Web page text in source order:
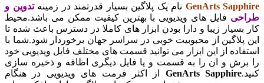
GenArtsنام یک پلاگین بسیار قدرتمند در زمینه تدوین و
فایل های ویدیویی با بهترین کیفیت ممکن می باشد.محیط
زیبا و دارا بودن ابزار های کاملا در دسترس باعث شده تا
از محبوبیت خوبی در سراسر جهان برخوردار شود.شما با
از این ابزار می توانید قسمت های مختلف فایل ویدیویی خود
و ان را به قسمت و یا فایل دیگری اظافه و ذخیره سازی
GenArts Sapphireاز اکثر فرمت های ویدیویی در هنگام